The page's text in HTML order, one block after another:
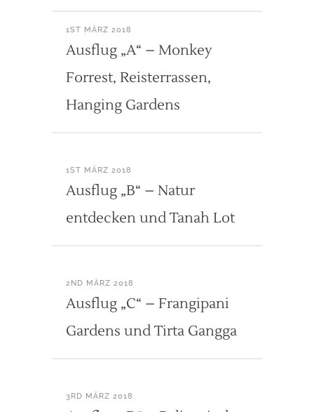
1ST MÄRZ 2018
Ausflug „A“ – Monkey
Forrest, Reisterrassen,
Hanging Gardens
1ST MÄRZ 2018
Ausflug „B“ – Natur
entdecken und Tanah Lot
2ND MÄRZ 2018
Ausflug „C“ – Frangipani
Gardens und Tirta Gangga
3RD MÄRZ 2018